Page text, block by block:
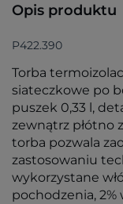
Opis produktu
P422.390
Torba
siateczkowe po
puszek 0,33 l,
zewnątrz płótno
torba pozwala
zastosowaniu
wykorzystane
pochodzenia,